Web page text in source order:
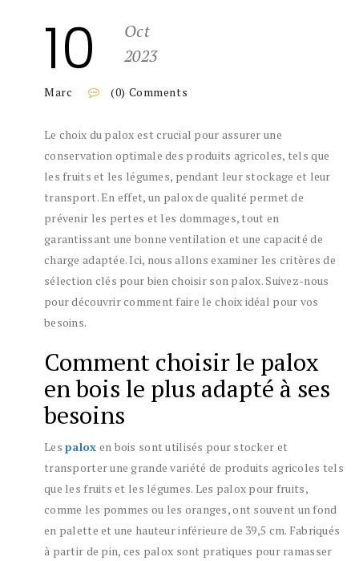
10
Oct
2023
Marc (0) Comments
Le choix du palox est crucial pour assurer une
conservation optimale des produits agricoles, tels que
les fruits et les légumes, pendant leur stockage et leur
transport. En effet, un palox de qualité permet de
prévenir les pertes et les dommages, tout en
garantissant une bonne ventilation et une capacité de
charge adaptée. Ici, nous allons examiner les critères de
sélection clés pour bien choisir son palox. Suivez-nous
pour découvrir comment faire le choix idéal pour vos
besoins.
Comment choisir le palox
en bois le plus adapté à ses
besoins
Lespalox en bois sont utilisés pour stocker et
transporter une grande variété de produits agricoles tels
que les fruits et les légumes. Les palox pour fruits,
comme les pommes ou les oranges, ont souvent un fond
en palette et une hauteur inférieure de 39,5 cm. Fabriqués
à partir de pin, ces palox sont pratiques pour ramasser